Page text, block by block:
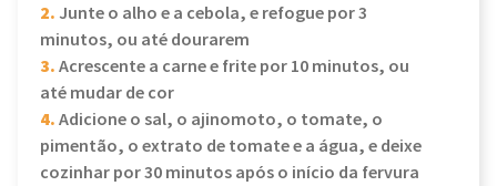
2. Junte o alho e a cebola, e refogue por 3
minutos, ou até dourarem
3.Acrescente a carne e frite por 10 minutos, ou
até mudar de cor
4.Adicione o sal, o ajinomoto, o tomate, o
pimentão, o extrato de tomate e a água, e deixe
cozinhar por 30 minutos após o início da fervura